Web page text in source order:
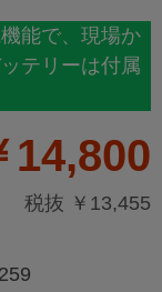
能で、現場か
テリーは付属
14,800
税抜 ￥13,455